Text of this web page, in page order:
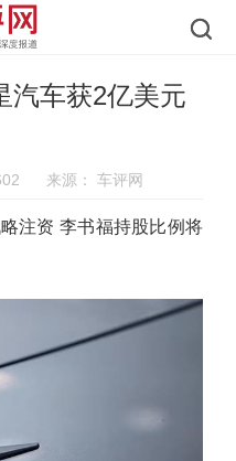
汽车获2亿美元
来源： 车评网
注资 李书福持股比例将